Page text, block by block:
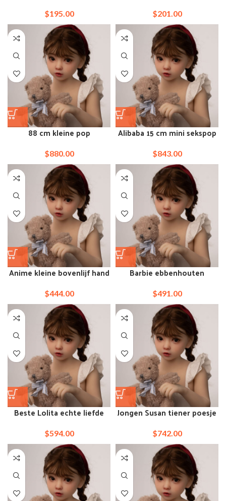
sekspop
$195.00 $201.00
88 cm kleine pop
$880.00
Alibaba 15 cm mini sekspop
$843.00
Anime kleine bovenlijf hand
kleine dol
$444.00
Barbie ebbenhouten
tiener lupe baby-bh-pop
$491.00
Beste Lolita echte liefde
$594.00
Jongen Susan tiener poesje
minipop
$742.00